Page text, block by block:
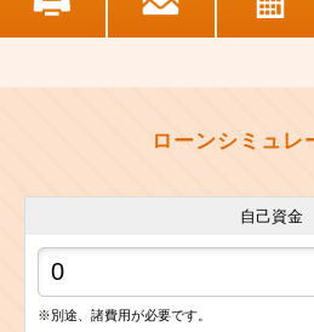
ローンシミュレ
自己資金
※別途、諸費用が必要です。